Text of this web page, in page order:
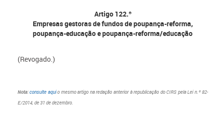
Artigo 122.º
Empresas gestoras de fundos de poupança-reforma,
poupança-educação e poupança-reforma/educação
(Revogado.)
Nota:consulte aquio mesmo artigo na redação anterior à republicação do CIRS pela Lei n.º 82-
E/2014, de 31 de dezembro.